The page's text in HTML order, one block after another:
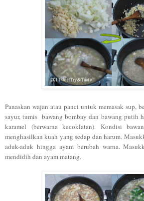
Panaskan wajan atau panci untuk memasak sup,
sayur, tumis bawang bombay dan bawang putih
karamel (berwarna kecoklatan). Kondisi
menghasilkan kuah yang sedap dan harum.
aduk-aduk hingga ayam berubah warna.
mendidih dan ayam matang.